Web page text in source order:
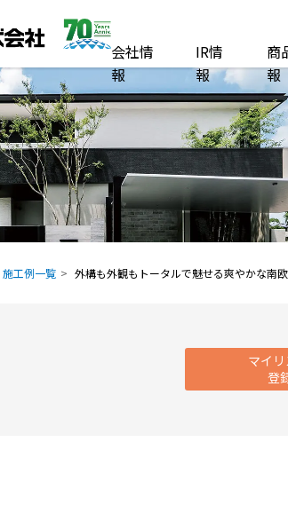
会社情
報
IR情
報
商
報
施工例一覧 外構も外観もトータルで魅せる爽やかな南
マイ